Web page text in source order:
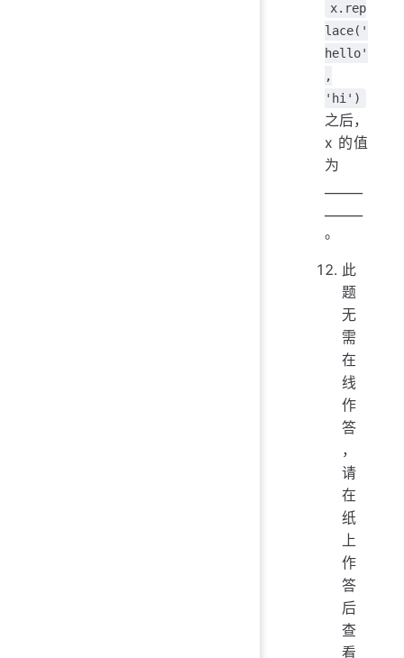
x.rep
lace('
hello'
,
'hi')
之后，
x 的值
为
。
此
题
无
需
在
线
作
答
，
请
在
纸
上
作
答
后
查
看